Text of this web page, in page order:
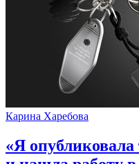
Карина Харебова
«Я